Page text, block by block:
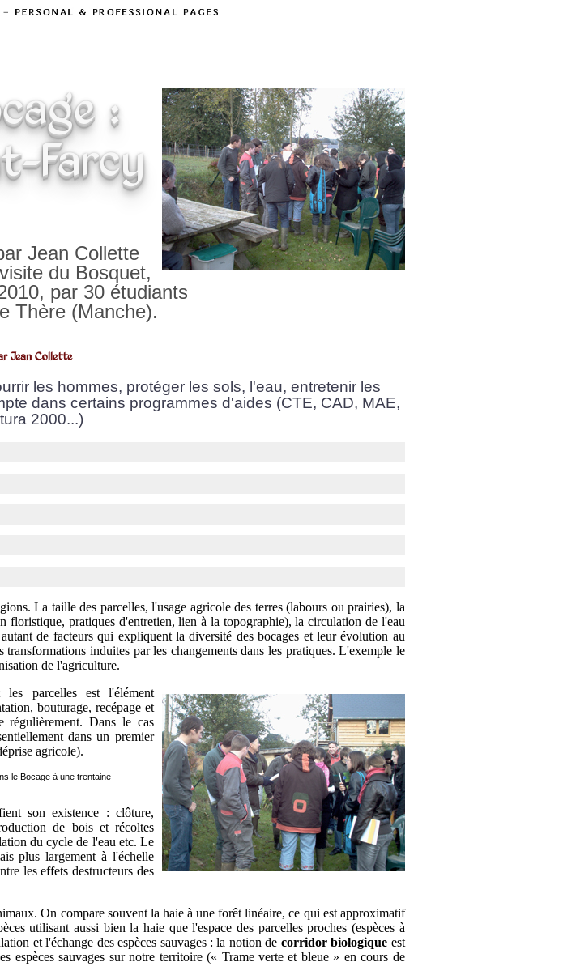
:
Farcy
Jean Collette
du Bosquet,
par 30 étudiants
Thère (Manche).
Jean Collette
les hommes, protéger les sols, l'eau, entretenir les
dans certains programmes d'aides (CTE, CAD, MAE,
2000...)
La taille des parcelles, l'usage agricole des terres (labours ou prairies), la
floristique, pratiques d'entretien, lien à la topographie), la circulation de l'eau
de facteurs qui expliquent la diversité des bocages et leur évolution au
induites par les changements dans les pratiques. L'exemple le
de l'agriculture.
les parcelles est l'élément
bouturage, recépage et
régulièrement. Dans le cas
dans un premier
agricole).
le Bocage à une trentaine
son existence : clôture,
de bois et récoltes
du cycle de l'eau etc. Le
plus largement à l'échelle
les effets destructeurs des
On compare souvent la haie à une forêt linéaire, ce qui est approximatif
utilisant aussi bien la haie que l'espace des parcelles proches (espèces à
et l'échange des espèces sauvages : la notion de corridor biologique est
espèces sauvages sur notre territoire (« Trame verte et bleue » en cours de